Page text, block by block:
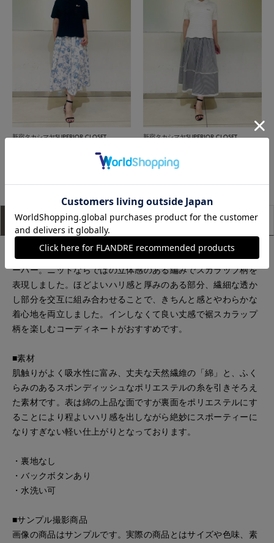
新宿タカシマヤSUPERIOR CLOSET 新宿タカシマヤSUPERIOR CLOSET
もっと見る
アイテム説明 サイズ詳細 購入レビュー
トレンドの透かし編みとスカラップ柄が華やかなニットプルオ
ーバー。ニットならではの立体感のある編みでスカラップ柄を
表現しました。ほどよいハリ感と厚みのある部分、繊細な透か
し部分を交互に組み合わせることで、きちんと感とやわらかな
着心地を両立しました。インしなくて良い丈感で裾スカラップ
柄を楽しむコーディネートがおすすめです。
■素材
肌触りがよく吸水性に富み、丈夫な天然繊維の「綿」と、ふく
らみのあるスポンディッシュなポリエステルの糸を引きそろえ
た素材です。表は綿の上品な面ですが裏面をポリエステルにす
ることにより程よいハリ感を出しながら絶妙にスポーティーに
なりすぎない軽い仕上がりとなっております。
・裏地なし
・バックボタンあり
・水洗い可
■サンプル撮影商品
画像の商品はサンプルです。実際の商品とはサイズや色味、素